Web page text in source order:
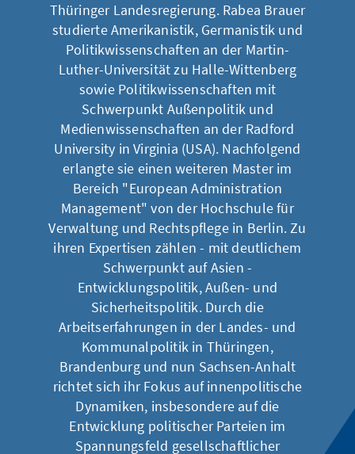
Thüringer Landesregierung. Rabea Brauer
studierte Amerikanistik, Germanistik und
Politikwissenschaften an der Martin-
Luther-Universität zu Halle-Wittenberg
sowie Politikwissenschaften mit
Schwerpunkt Außenpolitik und
Medienwissenschaften an der Radford
University in Virginia (USA). Nachfolgend
erlangte sie einen weiteren Master im
Bereich "European Administration
Management" von der Hochschule für
Verwaltung und Rechtspflege in Berlin. Zu
ihren Expertisen zählen - mit deutlichem
Schwerpunkt auf Asien -
Entwicklungspolitik, Außen- und
Sicherheitspolitik. Durch die
Arbeitserfahrungen in der Landes- und
Kommunalpolitik in Thüringen,
Brandenburg und nun Sachsen-Anhalt
richtet sich ihr Fokus auf innenpolitische
Dynamiken, insbesondere auf die
Entwicklung politischer Parteien im
Spannungsfeld gesellschaftlicher